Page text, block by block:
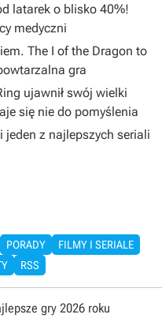
latarek o blisko 40%!
medyczni
The I of the Dragon to
gra
ujawnił swój wielki
się nie do pomyślenia
jeden z najlepszych seriali
PORADY
FILMY I SERIALE
RSS
gry 2026 roku